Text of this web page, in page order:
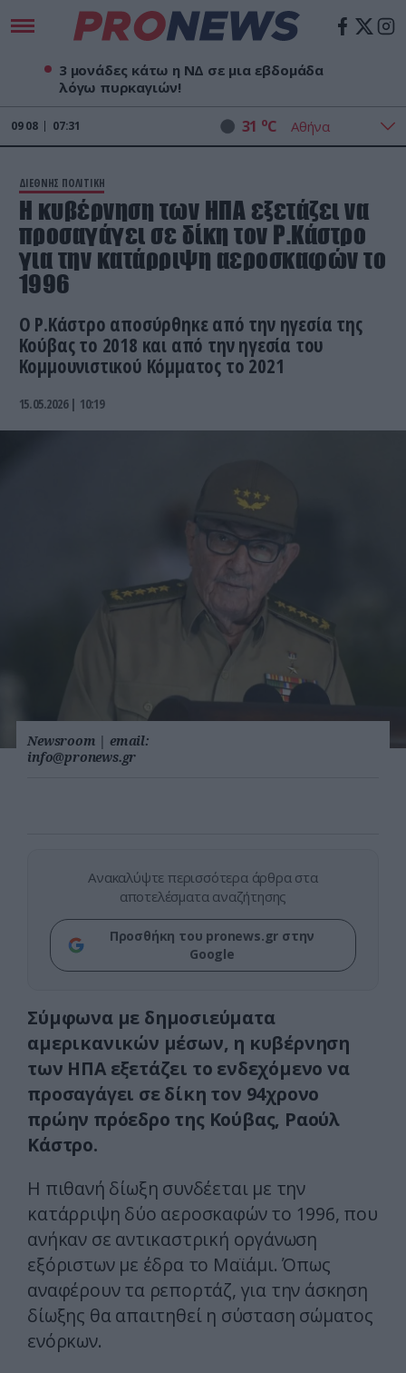
3 μονάδες κάτω η ΝΔ σε μια εβδομάδα
λόγω πυρκαγιών!
09 08 07:31 31 oC
ΔΙΕΘΝΗΣ ΠΟΛΙΤΙΚΗ
Η κυβέρνηση των ΗΠΑ εξετάζει να
προσαγάγει σε δίκη τον Ρ.Κάστρο
για την κατάρριψη αεροσκαφών το
1996
Ο Ρ.Κάστρο αποσύρθηκε από την ηγεσία της
Κούβας το 2018 και από την ηγεσία του
Κομμουνιστικού Κόμματος το 2021
15.05.2026 | 10:19
Newsroom | email:
info@pronews.gr
Ανακαλύψτε περισσότερα άρθρα στα
αποτελέσματα αναζήτησης
Προσθήκη του pronews.gr στην
Google
Σύμφωνα με δημοσιεύματα
αμερικανικών μέσων, η κυβέρνηση
των ΗΠΑ εξετάζει το ενδεχόμενο να
προσαγάγει σε δίκη τον 94χρονο
πρώην πρόεδρο της Κούβας, Ραούλ
Κάστρο.
Η πιθανή δίωξη συνδέεται με την
κατάρριψη δύο αεροσκαφών το 1996, που
ανήκαν σε αντικαστρική οργάνωση
εξόριστων με έδρα το Μαϊάμι. Όπως
αναφέρουν τα ρεπορτάζ, για την άσκηση
δίωξης θα απαιτηθεί η σύσταση σώματος
ενόρκων.